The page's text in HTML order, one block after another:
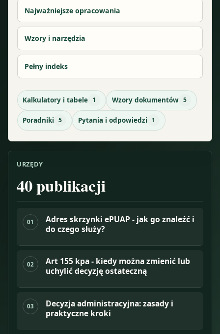
Najważniejsze opracowania
Wzory i narzędzia
Pełny indeks
Kalkulatory i tabele 1 Wzory dokumentów 5
Poradniki 5 Pytania i odpowiedzi 1
URZĘDY
40publikacji
01
Adres skrzynki ePUAP - jak go znaleźć i
do czego służy?
02
Art 155 kpa - kiedy można zmienić lub
uchylić decyzję ostateczną
03
Decyzja administracyjna: zasady i
praktyczne kroki